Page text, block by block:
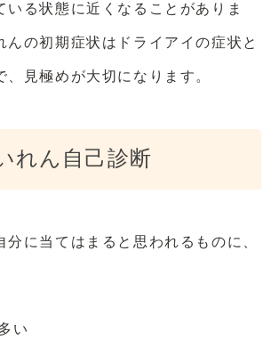
いる状態に近くなることがありま
んの初期症状はドライアイの症状と
、見極めが大切になります。
れん自己診断
分に当てはまると思われるものに、
い